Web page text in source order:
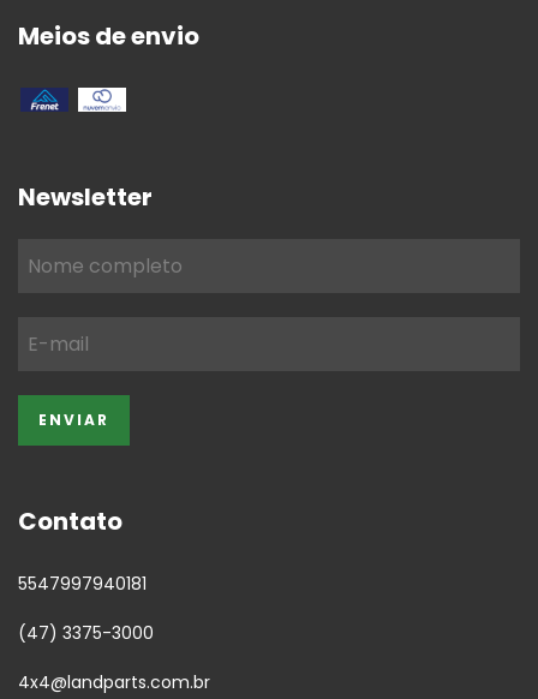
Meios de envio
Newsletter
Contato
5547997940181
(47) 3375-3000
4x4@landparts.com.br